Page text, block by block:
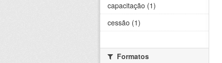
capacitação (1)
cessão (1)
Formatos